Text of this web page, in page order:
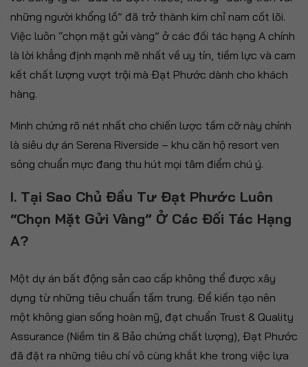
những người khổng lồ” đã trở thành kim chỉ nam cốt lõi.
Việc luôn “chọn mặt gửi vàng” ở các đối tác hạng A chính
là lời khẳng định mạnh mẽ nhất về uy tín, tiềm lực và cam
kết chất lượng vượt trội mà Đạt Phước dành cho khách
hàng.
Minh chứng rõ nét nhất cho chiến lược tầm cỡ này chính
là siêu dự án Serena Riverside – khu căn hộ resort ven
sông chuẩn mực đang thu hút mọi tâm điểm chú ý.
I. Tại Sao Chủ Đầu Tư Đạt Phước Luôn
“chọn Mặt Gửi Vàng” Ở Các Đối Tác Hạng
A?
Một dự án bất động sản cao cấp không thể được xây
dựng từ những tiêu chuẩn tầm trung. Để kiến tạo nên
một không gian sống hoàn mỹ, đạt chuẩn Trust & Quality
Assurance (Niềm tin & Bảo chứng chất lượng), Đạt Phước
đã đặt ra những tiêu chí vô cùng khắt khe trong việc lựa